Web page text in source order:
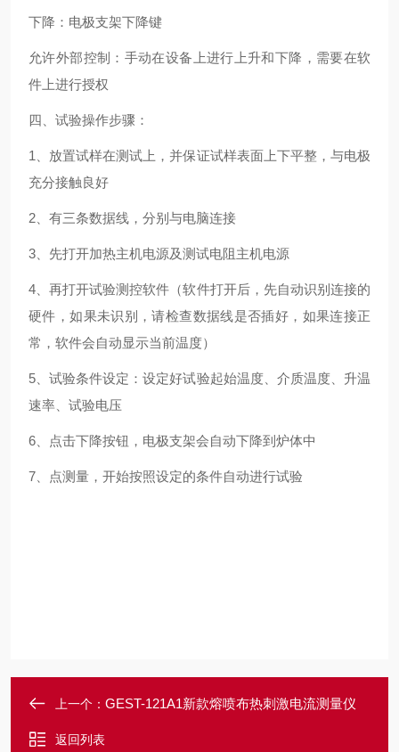
下降：电极支架下降键
允许外部控制：手动在设备上进行上升和下降，需要在软
件上进行授权
四、试验操作步骤：
1、放置试样在测试上，并保证试样表面上下平整，与电极
充分接触良好
2、有三条数据线，分别与电脑连接
3、先打开加热主机电源及测试电阻主机电源
4、再打开试验测控软件（软件打开后，先自动识别连接的
硬件，如果未识别，请检查数据线是否插好，如果连接正
常，软件会自动显示当前温度）
5、试验条件设定：设定好试验起始温度、介质温度、升温
速率、试验电压
6、点击下降按钮，电极支架会自动下降到炉体中
7、点测量，开始按照设定的条件自动进行试验
上一个： GEST-121A1新款熔喷布热刺激电流测量仪
返回列表